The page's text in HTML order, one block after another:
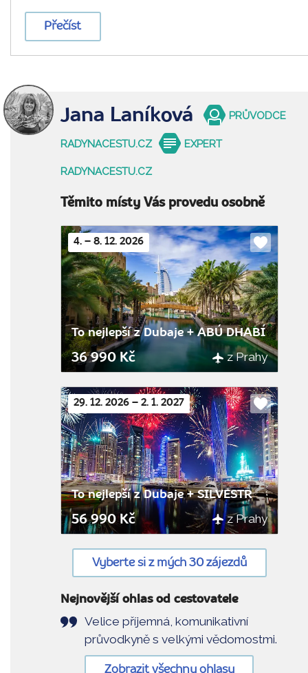
Přečíst
Jana Laníková PRŮVODCE
RADYNACESTU.CZ EXPERT
RADYNACESTU.CZ
Těmito místy Vás provedu osobně
4. – 8. 12. 2026
Do
oblíbených
To nejlepší z Dubaje + ABÚ DHABÍ
36 990 Kč z Prahy
29. 12. 2026 – 2. 1. 2027
Do
oblíbených
To nejlepší z Dubaje + SILVESTR
56 990 Kč z Prahy
Vyberte si z mých 30 zájezdů
Nejnovější ohlas od cestovatele
Velice příjemná, komunikativní
průvodkyně s velkými vědomostmi.
Zobrazit všechny ohlasy